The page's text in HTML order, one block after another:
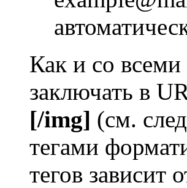
Как и со
заключать в
[/img] (см.
тегами
тегов зависит